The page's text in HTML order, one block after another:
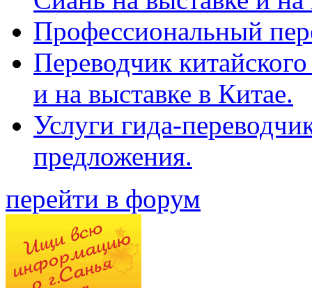
Профессиональный
Переводчик
и на выставке в Китае.
Услуги гида-
предложения.
перейти в форум